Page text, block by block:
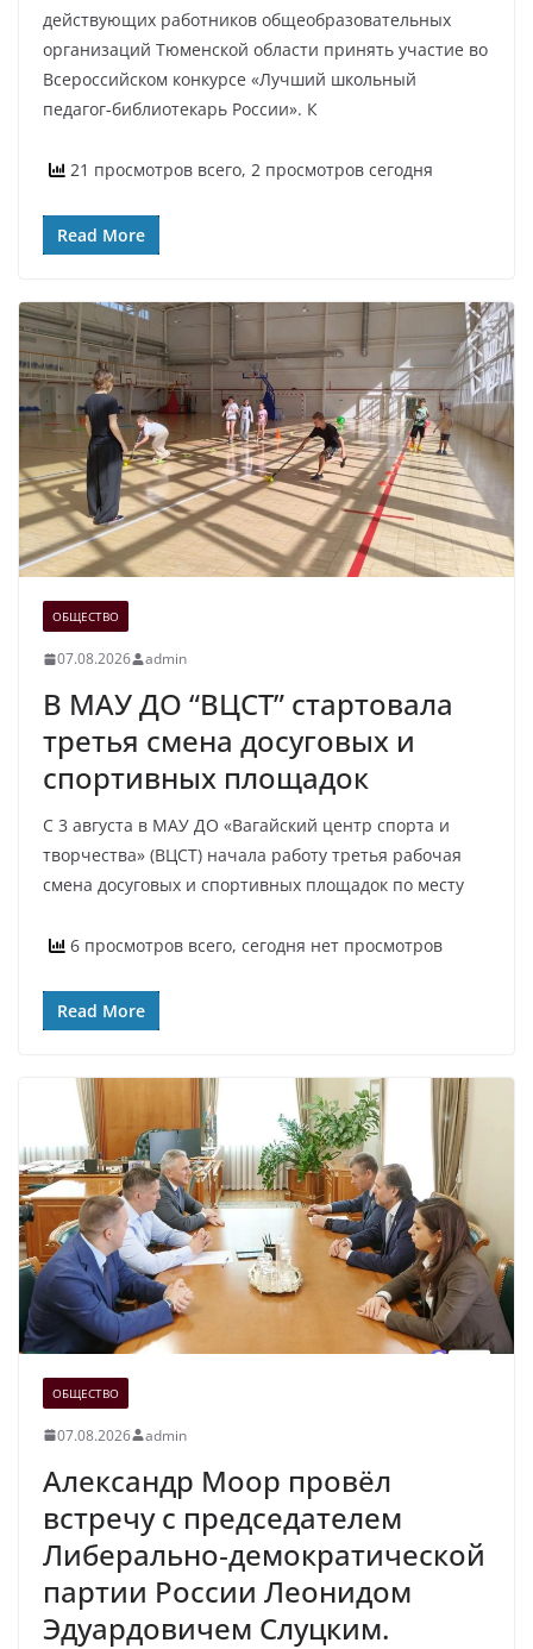
действующих работников общеобразовательных
организаций Тюменской области принять участие во
Всероссийском конкурсе «Лучший школьный
педагог‑библиотекарь России». К
21 просмотров всего, 2 просмотров сегодня
Read More
ОБЩЕСТВО
07.08.2026 admin
В МАУ ДО “ВЦСТ” стартовала
третья смена досуговых и
спортивных площадок
С 3 августа в МАУ ДО «Вагайский центр спорта и
творчества» (ВЦСТ) начала работу третья рабочая
смена досуговых и спортивных площадок по месту
6 просмотров всего, сегодня нет просмотров
Read More
ОБЩЕСТВО
07.08.2026 admin
Александр Моор провёл
встречу с председателем
Либерально‑демократической
партии России Леонидом
Эдуардовичем Слуцким.